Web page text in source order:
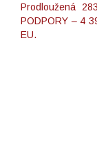
Prodloužená
PODPORY – 4
EU.